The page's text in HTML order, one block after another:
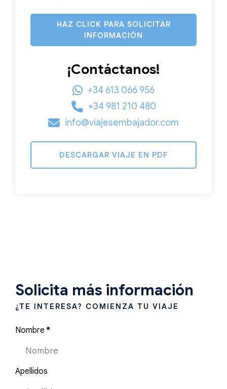
HAZ CLICK PARA SOLICITAR
INFORMACIÓN
¡Contáctanos!
+34 613 066 956
+34 981 210 480
info@viajesembajador.com
DESCARGAR VIAJE EN PDF
Solicita más información
¿TE INTERESA? COMIENZA TU VIAJE
Nombre *
Apellidos